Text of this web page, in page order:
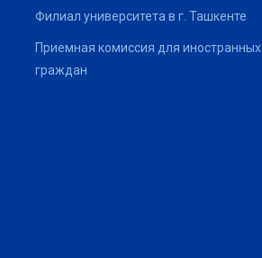
Филиал университета в г. Ташкенте
Приемная комиссия для иностранных
граждан